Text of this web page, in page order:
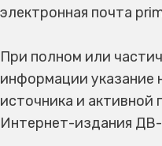
электронная почта
При полном или
информации указание
источника и активной
Интернет-издания